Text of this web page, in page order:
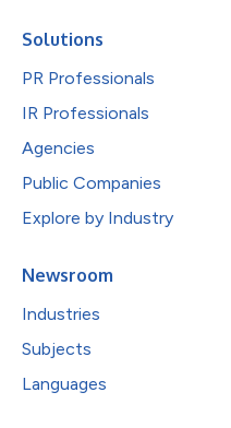
Solutions
PR Professionals
IR Professionals
Agencies
Public Companies
Explore by Industry
Newsroom
Industries
Subjects
Languages